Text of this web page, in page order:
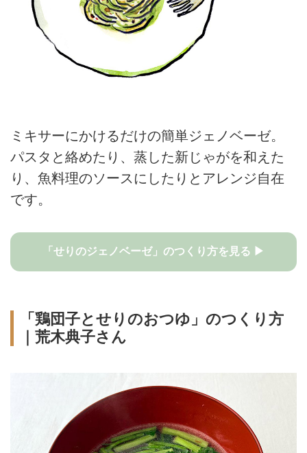
ミキサーにかけるだけの簡単ジェノベーゼ。
パスタと絡めたり、蒸した新じゃがを和えた
り、魚料理のソースにしたりとアレンジ自在
です。
「せりのジェノベーゼ」のつくり方を見る ▶
「鶏団子とせりのおつゆ」のつくり方
｜荒木典子さん